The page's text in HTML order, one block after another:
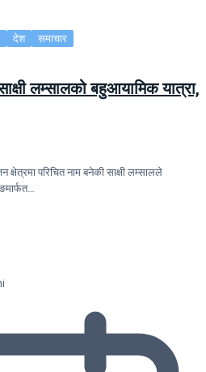
देश समाचार
लम्सालको बहुआयामिक यात्रा,
परिचित नाम बनेकी साक्षी लम्सालले